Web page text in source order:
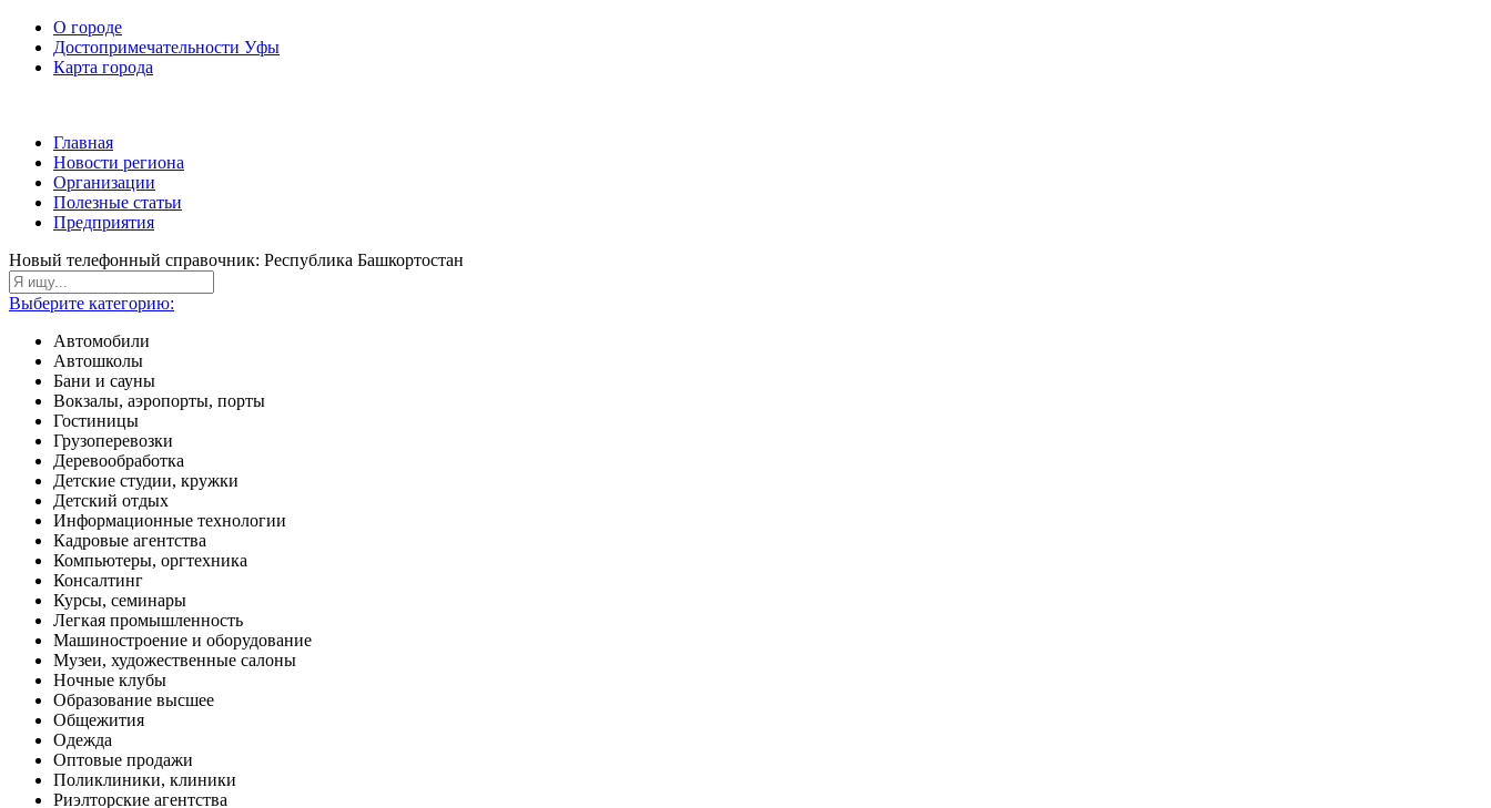
О городе
Достопримечательности Уфы
Карта города
Главная
Новости региона
Организации
Полезные статьи
Предприятия
Новый телефонный справочник: Республика Башкортостан
Выберите категорию:
Автомобили
Автошколы
Бани и сауны
Вокзалы, аэропорты, порты
Гостиницы
Грузоперевозки
Деревообработка
Детские студии, кружки
Детский отдых
Информационные технологии
Кадровые агентства
Компьютеры, оргтехника
Консалтинг
Курсы, семинары
Легкая промышленность
Машиностроение и оборудование
Музеи, художественные салоны
Ночные клубы
Образование высшее
Общежития
Одежда
Оптовые продажи
Поликлиники, клиники
Риэлторские агентства